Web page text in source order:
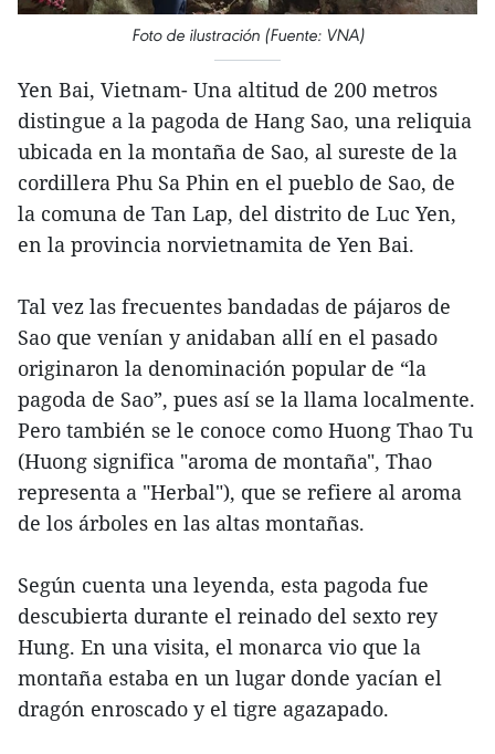
Foto de ilustración (Fuente: VNA)
Yen Bai, Vietnam- Una altitud de 200 metros
distingue a la pagoda de Hang Sao, una reliquia
ubicada en la montaña de Sao, al sureste de la
cordillera Phu Sa Phin en el pueblo de Sao, de
la comuna de Tan Lap, del distrito de Luc Yen,
en la provincia norvietnamita de Yen Bai.
Tal vez las frecuentes bandadas de pájaros de
Sao que venían y anidaban allí en el pasado
originaron la denominación popular de “la
pagoda de Sao”, pues así se la llama localmente.
Pero también se le conoce como Huong Thao Tu
(Huong significa "aroma de montaña", Thao
representa a "Herbal"), que se refiere al aroma
de los árboles en las altas montañas.
Según cuenta una leyenda, esta pagoda fue
descubierta durante el reinado del sexto rey
Hung. En una visita, el monarca vio que la
montaña estaba en un lugar donde yacían el
dragón enroscado y el tigre agazapado.